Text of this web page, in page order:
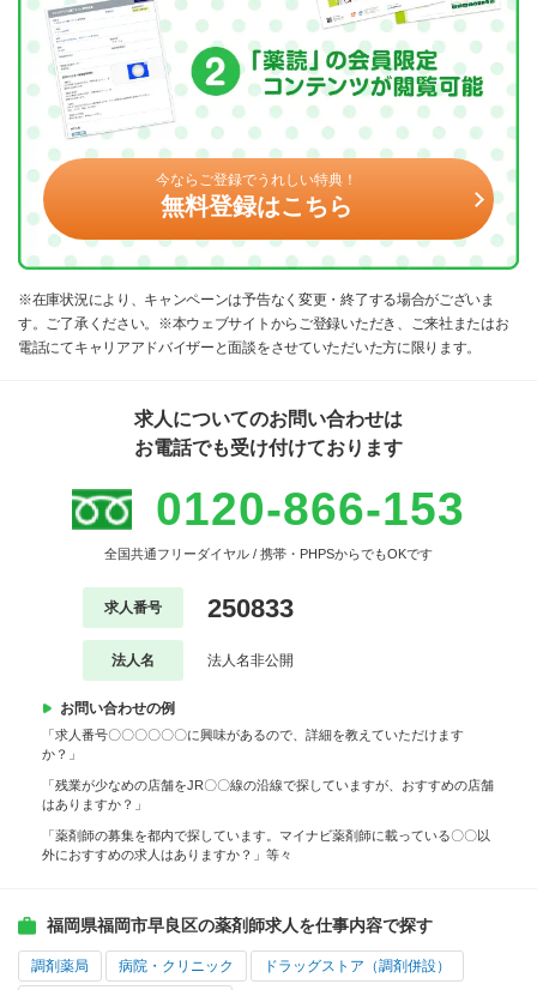
今ならご登録でうれしい特典！
無料登録はこちら
※在庫状況により、キャンペーンは予告なく変更・終了する場合がございま
す。ご了承ください。※本ウェブサイトからご登録いただき、ご来社またはお
電話にてキャリアアドバイザーと面談をさせていただいた方に限ります。
求人についてのお問い合わせは
お電話でも受け付けております
0120-866-153
全国共通フリーダイヤル / 携帯・PHPSからでもOKです
求人番号 250833
法人名 法人名非公開
お問い合わせの例
「求人番号〇〇〇〇〇〇に興味があるので、詳細を教えていただけます
か？」
「残業が少なめの店舗をJR〇〇線の沿線で探していますが、おすすめの店舗
はありますか？」
「薬剤師の募集を都内で探しています。マイナビ薬剤師に載っている〇〇以
外におすすめの求人はありますか？」等々
福岡県福岡市早良区の薬剤師求人を仕事内容で探す
調剤薬局 病院・クリニック ドラッグストア（調剤併設）